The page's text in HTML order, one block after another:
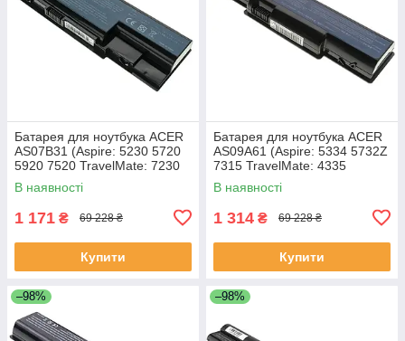
Батарея для ноутбука ACER
AS07B31 (Aspire: 5230 5720
5920 7520 TravelMate: 7230
7530 7730) 11.1V 4400mAh
Чорний
В наявності
1 171 ₴ 69 228 ₴
Купити
Батарея для ноутбука ACER
AS09A61 (Aspire: 5334 5732Z
7315 TravelMate: 4335
Gateway: ID56 ID58 NV52
NV53 NV54 NV56 NV58
В наявності
1 314 ₴ 69 228 ₴
Купити
–98% –98%